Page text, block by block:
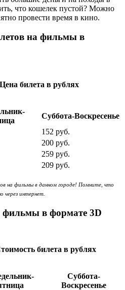
что кошелек пустой? Можно
провести время в кино.
на фильмы в
Цена билета в рублях
Суббота-Воскресенье
152 руб.
200 руб.
259 руб.
209 руб.
на фильмы в данном городе! Помните, что
через интернет.
фильмы в формате 3D
билета в рублях
Суббота-
Воскресенье